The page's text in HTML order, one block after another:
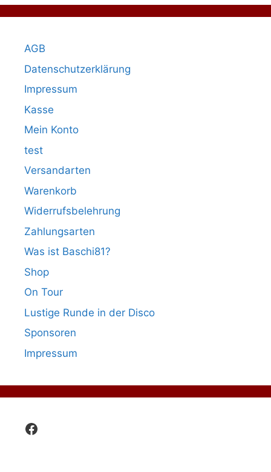
AGB
Datenschutzerklärung
Impressum
Kasse
Mein Konto
test
Versandarten
Warenkorb
Widerrufsbelehrung
Zahlungsarten
Was ist Baschi81?
Shop
On Tour
Lustige Runde in der Disco
Sponsoren
Impressum
Facebook